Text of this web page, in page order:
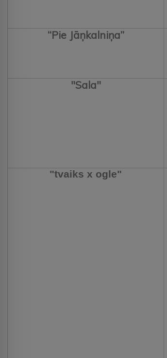
“Pie Jāņkalniņa”
"Sala"
"tvaiks x ogle"